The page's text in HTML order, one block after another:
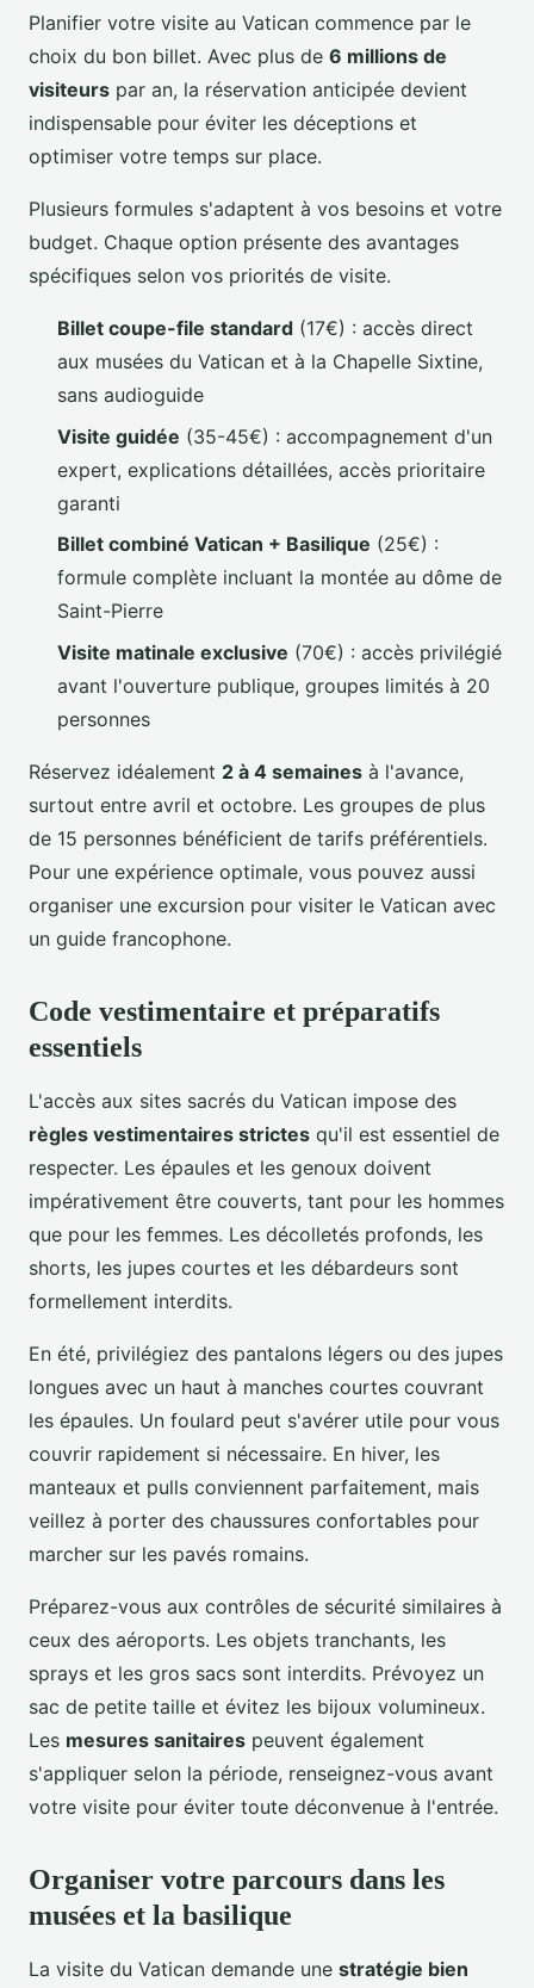
Planifier votre visite au Vatican commence par le
choix du bon billet. Avec plus de 6 millions de
visiteurs par an, la réservation anticipée devient
indispensable pour éviter les déceptions et
optimiser votre temps sur place.
Plusieurs formules s'adaptent à vos besoins et votre
budget. Chaque option présente des avantages
spécifiques selon vos priorités de visite.
Billet coupe-file standard (17€) : accès direct
aux musées du Vatican et à la Chapelle Sixtine,
sans audioguide
Visite guidée (35-45€) : accompagnement d'un
expert, explications détaillées, accès prioritaire
garanti
Billet combiné Vatican + Basilique (25€) :
formule complète incluant la montée au dôme de
Saint-Pierre
Visite matinale exclusive (70€) : accès privilégié
avant l'ouverture publique, groupes limités à 20
personnes
Réservez idéalement 2 à 4 semaines à l'avance,
surtout entre avril et octobre. Les groupes de plus
de 15 personnes bénéficient de tarifs préférentiels.
Pour une expérience optimale, vous pouvez aussi
organiser une excursion pour visiter le Vatican avec
un guide francophone.
Code vestimentaire et préparatifs
essentiels
L'accès aux sites sacrés du Vatican impose des
règles vestimentaires strictes qu'il est essentiel de
respecter. Les épaules et les genoux doivent
impérativement être couverts, tant pour les hommes
que pour les femmes. Les décolletés profonds, les
shorts, les jupes courtes et les débardeurs sont
formellement interdits.
En été, privilégiez des pantalons légers ou des jupes
longues avec un haut à manches courtes couvrant
les épaules. Un foulard peut s'avérer utile pour vous
couvrir rapidement si nécessaire. En hiver, les
manteaux et pulls conviennent parfaitement, mais
veillez à porter des chaussures confortables pour
marcher sur les pavés romains.
Préparez-vous aux contrôles de sécurité similaires à
ceux des aéroports. Les objets tranchants, les
sprays et les gros sacs sont interdits. Prévoyez un
sac de petite taille et évitez les bijoux volumineux.
Les mesures sanitaires peuvent également
s'appliquer selon la période, renseignez-vous avant
votre visite pour éviter toute déconvenue à l'entrée.
Organiser votre parcours dans les
musées et la basilique
La visite du Vatican demande une stratégie bien